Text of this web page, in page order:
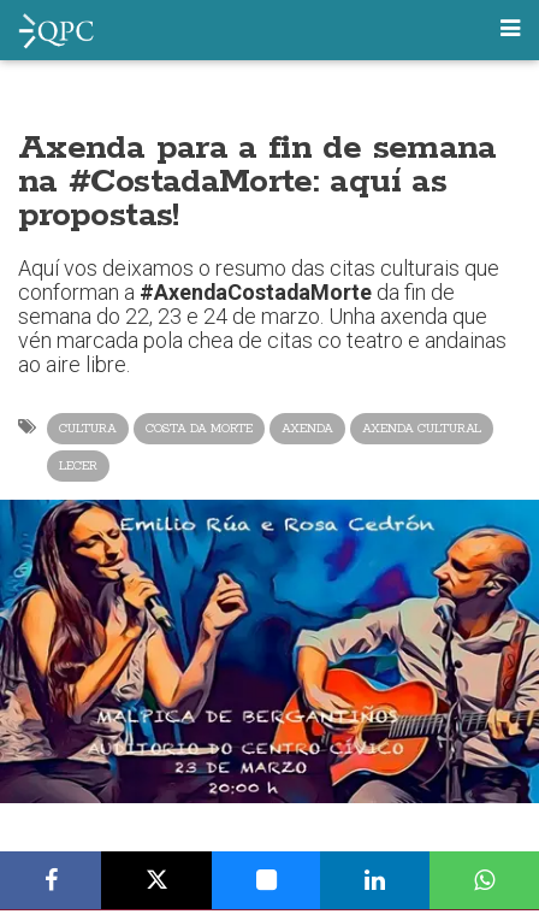
Axenda para a fin de semana
na #CostadaMorte: aquí as
propostas!
Aquí vos deixamos o resumo das citas culturais que
conforman a #AxendaCostadaMorte da fin de
semana do 22, 23 e 24 de marzo. Unha axenda que
vén marcada pola chea de citas co teatro e andainas
ao aire libre.
CULTURA COSTA DA MORTE AXENDA AXENDA CULTURAL
LECER